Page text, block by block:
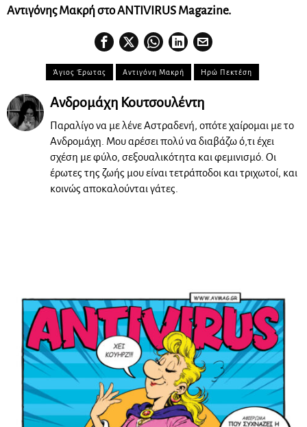
Αντιγόνης Μακρή στο ANTIVIRUS Magazine.
Άγιος Έρωτας Αντιγόνη Μακρή Ηρώ Πεκτέση
Ανδρομάχη Κουτσουλέντη
Παραλίγο να με λένε Αστραδενή, οπότε χαίρομαι με το
Ανδρομάχη. Μου αρέσει πολύ να διαβάζω ό,τι έχει
σχέση με φύλο, σεξουαλικότητα και φεμινισμό. Οι
έρωτες της ζωής μου είναι τετράποδοι και τριχωτοί, και
κοινώς αποκαλούνται γάτες.